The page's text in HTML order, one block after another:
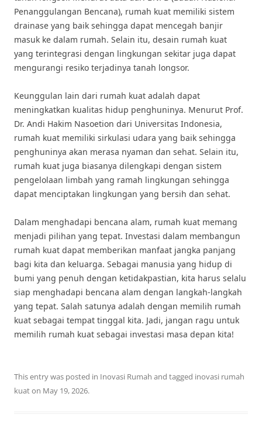
Penanggulangan Bencana), rumah kuat memiliki sistem
drainase yang baik sehingga dapat mencegah banjir
masuk ke dalam rumah. Selain itu, desain rumah kuat
yang terintegrasi dengan lingkungan sekitar juga dapat
mengurangi resiko terjadinya tanah longsor.
Keunggulan lain dari rumah kuat adalah dapat
meningkatkan kualitas hidup penghuninya. Menurut Prof.
Dr. Andi Hakim Nasoetion dari Universitas Indonesia,
rumah kuat memiliki sirkulasi udara yang baik sehingga
penghuninya akan merasa nyaman dan sehat. Selain itu,
rumah kuat juga biasanya dilengkapi dengan sistem
pengelolaan limbah yang ramah lingkungan sehingga
dapat menciptakan lingkungan yang bersih dan sehat.
Dalam menghadapi bencana alam, rumah kuat memang
menjadi pilihan yang tepat. Investasi dalam membangun
rumah kuat dapat memberikan manfaat jangka panjang
bagi kita dan keluarga. Sebagai manusia yang hidup di
bumi yang penuh dengan ketidakpastian, kita harus selalu
siap menghadapi bencana alam dengan langkah-langkah
yang tepat. Salah satunya adalah dengan memilih rumah
kuat sebagai tempat tinggal kita. Jadi, jangan ragu untuk
memilih rumah kuat sebagai investasi masa depan kita!
This entry was posted in Inovasi Rumah and tagged inovasi rumah
kuaton May 19, 2026.